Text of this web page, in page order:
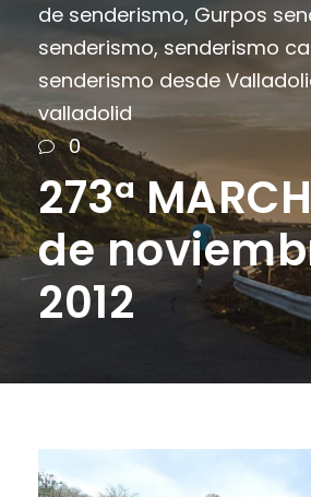
de senderismo, Gurpos
senderismo, senderismo
senderismo desde
valladolid
0
273ª
de
2012